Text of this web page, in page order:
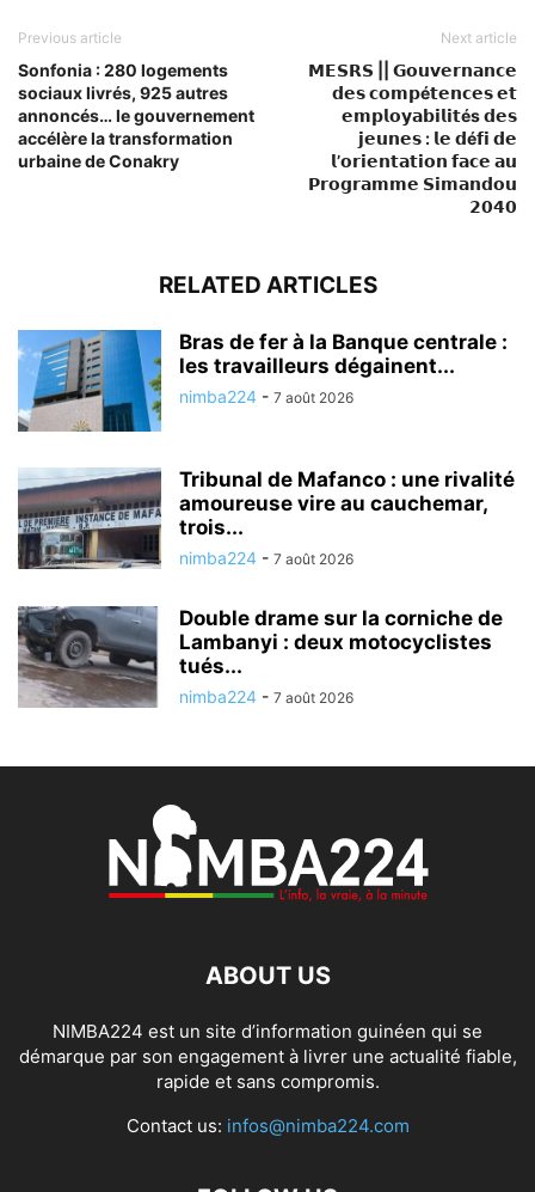
Previous article
Sonfonia : 280 logements
sociaux livrés, 925 autres
annoncés… le gouvernement
accélère la transformation
urbaine de Conakry
Next article
𝗠𝗘𝗦𝗥𝗦 || 𝗚𝗼𝘂𝘃𝗲𝗿𝗻𝗮𝗻𝗰𝗲
𝗱𝗲𝘀 𝗰𝗼𝗺𝗽é𝘁𝗲𝗻𝗰𝗲𝘀 𝗲𝘁
𝗲𝗺𝗽𝗹𝗼𝘆𝗮𝗯𝗶𝗹𝗶𝘁és 𝗱𝗲𝘀
𝗷𝗲𝘂𝗻𝗲𝘀 : 𝗹𝗲 𝗱é𝗳𝗶 𝗱𝗲
𝗹’𝗼𝗿𝗶𝗲𝗻𝘁𝗮𝘁𝗶𝗼𝗻 𝗳𝗮𝗰𝗲 𝗮𝘂
𝗣𝗿𝗼𝗴𝗿𝗮𝗺𝗺𝗲 𝗦𝗶𝗺𝗮𝗻𝗱𝗼𝘂
𝟮𝟬𝟰𝟬
RELATED ARTICLES
Bras de fer à la Banque centrale :
les travailleurs dégainent...
nimba224 - 7 août 2026
Tribunal de Mafanco : une rivalité
amoureuse vire au cauchemar,
trois...
nimba224 - 7 août 2026
Double drame sur la corniche de
Lambanyi : deux motocyclistes
tués...
nimba224 - 7 août 2026
ABOUT US
NIMBA224 est un site d’information guinéen qui se
démarque par son engagement à livrer une actualité fiable,
rapide et sans compromis.
Contact us: infos@nimba224.com